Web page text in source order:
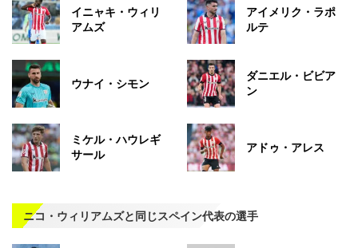
イニャキ・ウィリ
アムズ
アイメリク・ラポ
ルテ
ウナイ・シモン
ダニエル・ビビア
ン
ミケル・ハウレギ
サール
アドゥ・アレス
ニコ・ウィリアムズと同じスペイン代表の選手